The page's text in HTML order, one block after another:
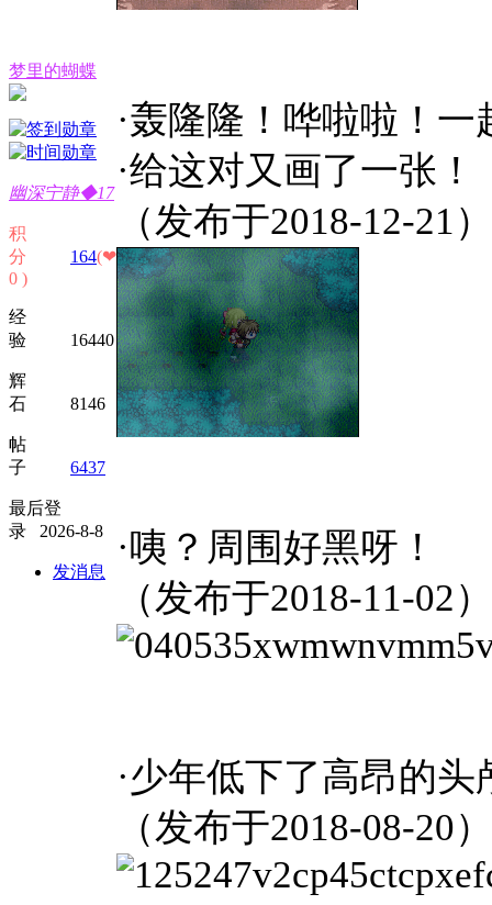
梦里的蝴蝶
幽深宁静◆17
积
分 164(❤
0 )
经
验 16440
辉
石 8146
帖
子 6437
最后登
录 2026-8-8
发消息
·轰隆隆！哗啦啦！
·给这对又画了一张！
（发布于2018-12-21）
·咦？周围好黑呀！
（发布于2018-11-02）
·少年低下了高昂的
（发布于2018-08-20）